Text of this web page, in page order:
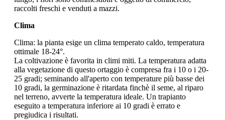
raccolti freschi e venduti a mazzi.
Clima
Clima: la pianta esige un clima temperato caldo, temperatura
ottimale 18-24°.
La coltivazione è favorita in climi miti. La temperatura adatta
alla vegetazione di questo ortaggio è compresa fra i 10 o i 20-
25 gradi; seminando all'aperto con temperature più basse dei
10 gradi, la germinazione è ritardata finchè il seme, al riparo
nel terreno, avverte la temperatura ideale. Un trapianto
eseguito a temperatura inferiore ai 10 gradi è errato e
pregiudica i risultati.